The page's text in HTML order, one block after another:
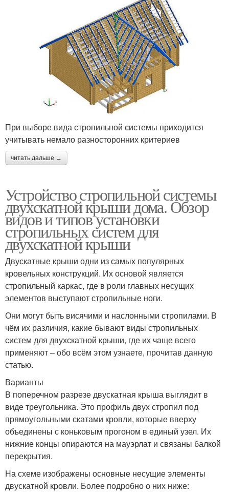
При выборе вида стропильной системы приходится
учитывать немало разносторонних критериев
читать дальше →
Устройство стропильной системы
двухскатной крыши дома. Обзор
видов и типов установки
стропильных систем для
двухскатной крыши
Двускатные крыши одни из самых популярных
кровельных конструкций. Их основой является
стропильный каркас, где в роли главных несущих
элементов выступают стропильные ноги.
Они могут быть висячими и наслонными стропилами. В
чём их различия, какие бывают виды стропильных
систем для двухскатной крыши, где их чаще всего
применяют – обо всём этом узнаете, прочитав данную
статью.
Варианты
В поперечном разрезе двускатная крыша выглядит в
виде треугольника. Это профиль двух стропил под
прямоугольными скатами кровли, которые вверху
объединены с коньковым прогоном в единый узел. Их
нижние концы опираются на мауэрлат и связаны балкой
перекрытия.
На схеме изображены основные несущие элементы
двускатной кровли. Более подробно о них ниже: